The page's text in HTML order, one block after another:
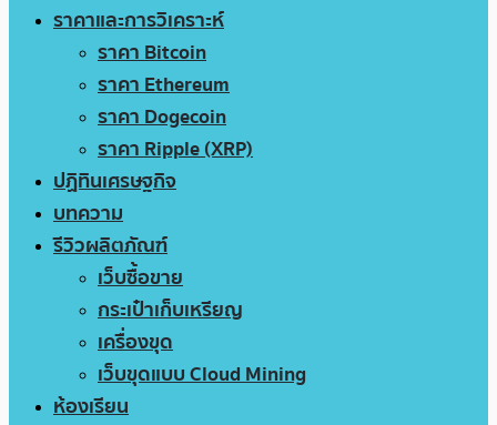
ราคาและการวิเคราะห์
ราคา Bitcoin
ราคา Ethereum
ราคา Dogecoin
ราคา Ripple (XRP)
ปฏิทินเศรษฐกิจ
บทความ
รีวิวผลิตภัณฑ์
เว็บซื้อขาย
กระเป๋าเก็บเหรียญ
เครื่องขุด
เว็บขุดแบบ Cloud Mining
ห้องเรียน